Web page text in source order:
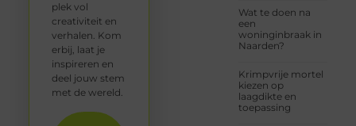
Wat te doen na
een
woninginbraak in
Naarden?
Krimpvrije mortel
kiezen op
laagdikte en
toepassing
plek vol
creativiteit en
verhalen. Kom
erbij, laat je
inspireren en
deel jouw stem
met de wereld.